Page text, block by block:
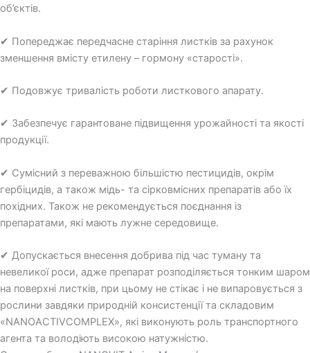
об’єктів.
✔ Попереджає передчасне старіння листків за рахунок
зменшення вмісту етилену – гормону «старості».
✔ Подовжує тривалість роботи листкового апарату.
✔ Забезпечує гарантоване підвищення урожайності та якості
продукції.
✔ Сумісний з переважною більшістю пестицидів, окрім
гербіцидів, а також мідь- та сірковмісних препаратів або їх
похідних. Також не рекомендується поєднання із
препаратами, які мають лужне середовище.
✔ Допускається внесення добрива під час туману та
невеликої роси, адже препарат розподіляється тонким шаром
на поверхні листків, при цьому не стікає і не випаровується з
рослини завдяки природній консистенції та складовим
«NАNOACTIVCOMPLEX», які виконують роль транспортного
агента та володіють високою натужністю.